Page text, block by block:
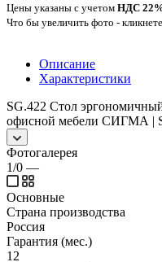
Цены указаны с учетом НДС
Что бы увеличить фото -
Описание
Характеристики
SG.422 Стол
офисной мебели СИГМА |
Фотогалерея
1/0 —
Основные
Страна производства
Россия
Гарантия (мес.)
12